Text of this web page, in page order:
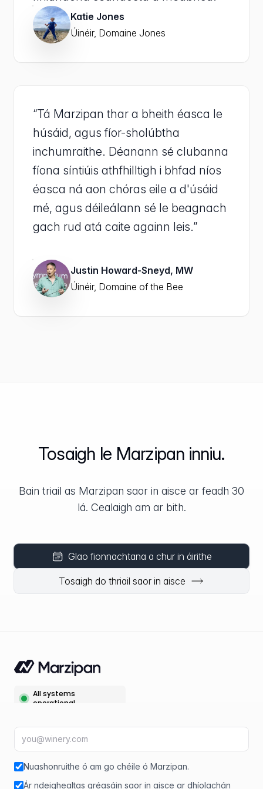
Katie Jones
Úinéir, Domaine Jones
“Tá Marzipan thar a bheith éasca le
húsáid, agus fíor-sholúbtha
inchumraithe. Déanann sé clubanna
fíona síntiúis athfhilltigh i bhfad níos
éasca ná aon chóras eile a d'úsáid
mé, agus déileálann sé le beagnach
gach rud atá caite againn leis.”
Justin Howard-Sneyd, MW
Úinéir, Domaine of the Bee
Tosaigh le Marzipan inniu.
Bain triail as Marzipan saor in aisce ar feadh 30
lá. Cealaigh am ar bith.
Glao fionnachtana a chur in áirithe
Tosaigh do thriail saor in aisce
Seoladh ríomhphoist
Nuashonruithe ó am go chéile ó Marzipan.
Ár ndeighealtas gréasáin saor in aisce ar dhíolachán